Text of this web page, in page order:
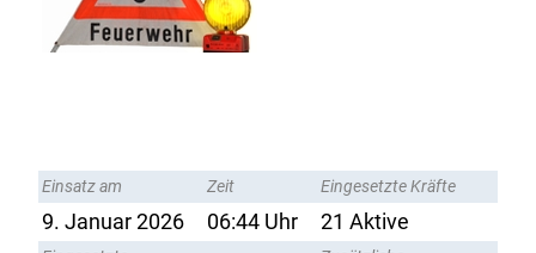
Einsatz am Zeit Eingesetzte Kräfte
9. Januar 2026 06:44 Uhr 21 Aktive